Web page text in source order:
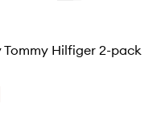
Tommy Hilfiger 2-pack